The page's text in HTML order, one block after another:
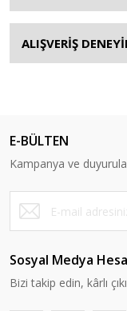
ALIŞVERİŞ
E-BÜLTEN
Kampanya ve
Sosyal Medya
Bizi takip edin, kârlı